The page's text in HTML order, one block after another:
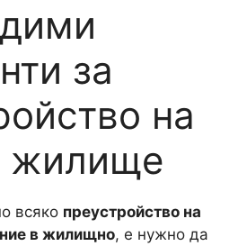
за
на
жилище
всяко преустройство на
в жилищно, е нужно да